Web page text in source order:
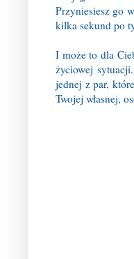
Przyniesiesz go
kilka sekund po
I może to dla
życiowej
jednej z par,
Twojej własnej,